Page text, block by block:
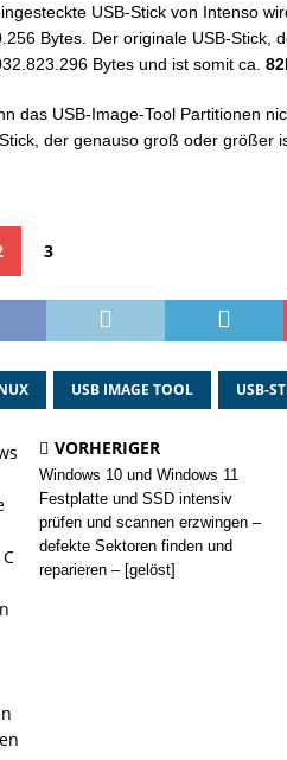
USB-Stick von Intenso
Bytes. Der originale USB-Stick,
Bytes und ist somit ca.
das USB-Image-Tool Partitionen
der genauso groß oder größer
3
USB IMAGE TOOL USB-
VORHERIGER
Windows 10 und Windows 11
Festplatte und SSD intensiv
prüfen und scannen erzwingen –
defekte Sektoren finden und
reparieren – [gelöst]